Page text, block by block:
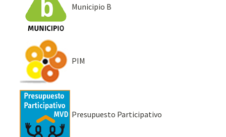
Municipio B
PIM
Presupuesto Participativo